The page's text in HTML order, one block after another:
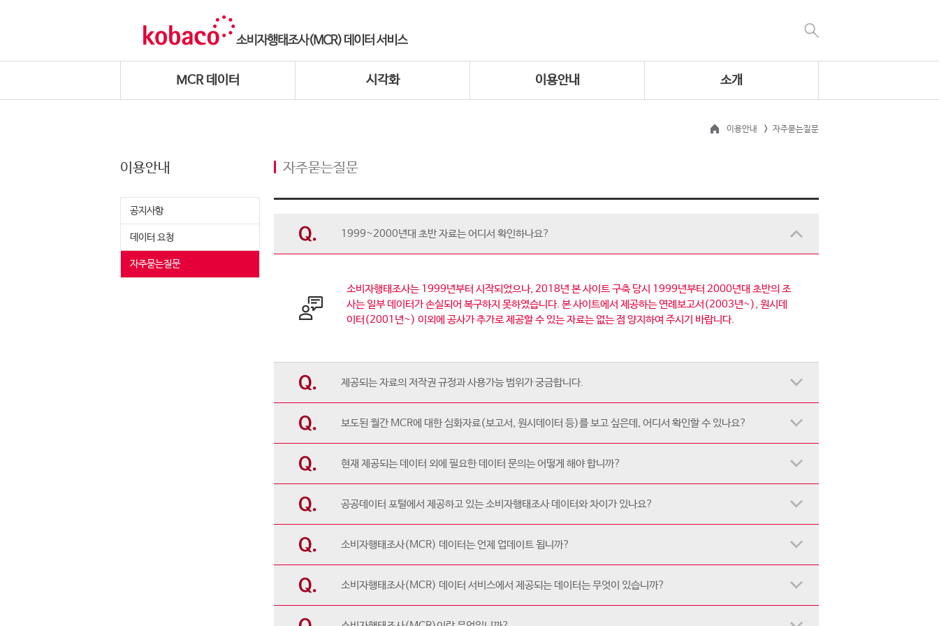
MCR 데이터 시각화 이용안내 소개
이용안내 자주묻는질문
이용안내
공지사항
데이터 요청
자주묻는질문
자주묻는질문
1999~2000년대 초반 자료는 어디서 확인하나요?
소비자행태조사는 1999년부터 시작되었으나, 2018년 본 사이트 구축 당시 1999년부터 2000년대 초반의 조
사는 일부 데이터가 손실되어 복구하지 못하였습니다. 본 사이트에서 제공하는 연례보고서(2003년~), 원시데
이터(2001년~) 이외에 공사가 추가로 제공할 수 있는 자료는 없는 점 양지하여 주시기 바랍니다.
제공되는 자료의 저작권 규정과 사용가능 범위가 궁금합니다.
보도된 월간 MCR에 대한 심화자료(보고서, 원시데이터 등)를 보고 싶은데, 어디서 확인할 수 있나요?
현재 제공되는 데이터 외에 필요한 데이터 문의는 어떻게 해야 합니까?
공공데이터 포털에서 제공하고 있는 소비자행태조사 데이터와 차이가 있나요?
소비자행태조사(MCR) 데이터는 언제 업데이트 됩니까?
소비자행태조사(MCR) 데이터 서비스에서 제공되는 데이터는 무엇이 있습니까?